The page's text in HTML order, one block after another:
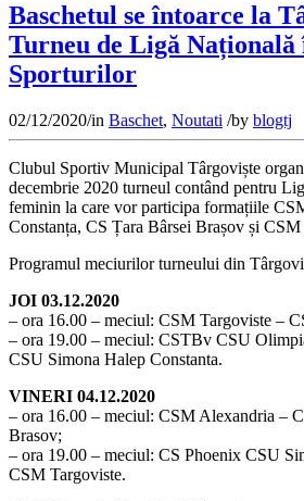
Baschetul se întoarce la
Turneu de Ligă Națională
Sporturilor
02/12/2020/in Baschet, Noutati /by blogtj
Clubul Sportiv Municipal Târgoviște
decembrie 2020 turneul contând pentru
feminin la care vor participa formațiile
Constanța, CS Țara Bârsei Brașov și
Programul meciurilor turneului din
JOI 03.12.2020
– ora 16.00 – meciul: CSM Targoviste –
– ora 19.00 – meciul: CSTBv CSU
CSU Simona Halep Constanta.
VINERI 04.12.2020
– ora 16.00 – meciul: CSM Alexandria –
Brasov;
– ora 19.00 – meciul: CS Phoenix CSU
CSM Targoviste.